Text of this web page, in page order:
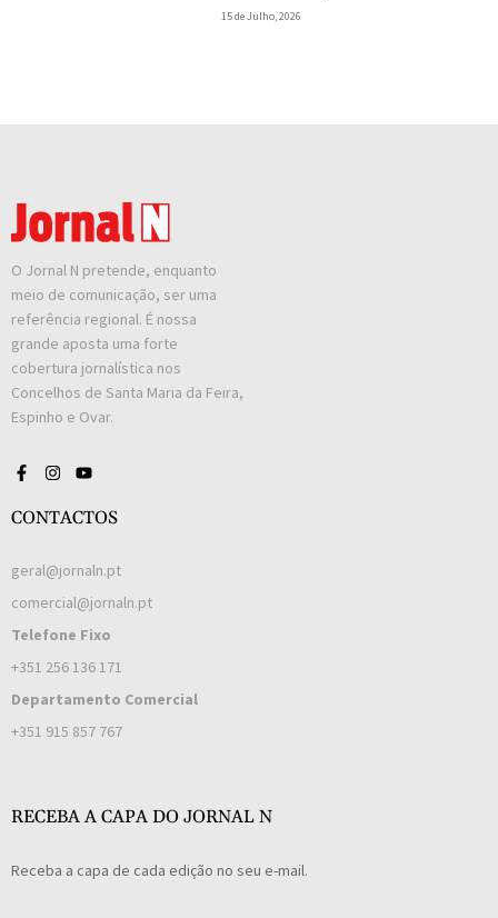
15 de Julho, 2026
O Jornal N pretende, enquanto
meio de comunicação, ser uma
referência regional. É nossa
grande aposta uma forte
cobertura jornalística nos
Concelhos de Santa Maria da Feira,
Espinho e Ovar.
CONTACTOS
geral@jornaln.pt
comercial@jornaln.pt
Telefone Fixo
+351 256 136 171
Departamento Comercial
+351 915 857 767
RECEBA A CAPA DO JORNAL N
Receba a capa de cada edição no seu e-mail.